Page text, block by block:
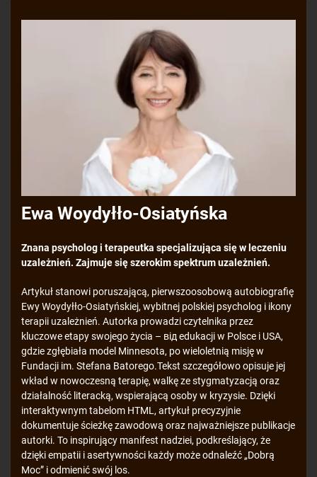
Ewa Woydyłło-Osiatyńska
Znana psycholog i terapeutka specjalizująca się w leczeniu
uzależnień. Zajmuje się szerokim spektrum uzależnień.
Artykuł stanowi poruszającą, pierwszoosobową autobiografię
Ewy Woydyłło-Osiatyńskiej, wybitnej polskiej psycholog i ikony
terapii uzależnień. Autorka prowadzi czytelnika przez
kluczowe etapy swojego życia – від edukacji w Polsce i USA,
gdzie zgłębiała model Minnesota, po wieloletnią misję w
Fundacji im. Stefana Batorego.Tekst szczegółowo opisuje jej
wkład w nowoczesną terapię, walkę ze stygmatyzacją oraz
działalność literacką, wspierającą osoby w kryzysie. Dzięki
interaktywnym tabelom HTML, artykuł precyzyjnie
dokumentuje ścieżkę zawodową oraz najważniejsze publikacje
autorki. To inspirujący manifest nadziei, podkreślający, że
dzięki empatii i asertywności każdy może odnaleźć „Dobrą
Moc” i odmienić swój los.